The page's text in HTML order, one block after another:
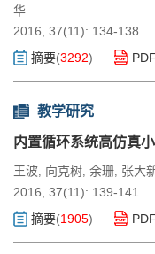
华
2016, 37(11): 134-138.
摘要(3292) PDF
教学研究
内置循环系统高仿真
王波, 向克树, 余珊, 张大
2016, 37(11): 139-141.
摘要(1905) PDF